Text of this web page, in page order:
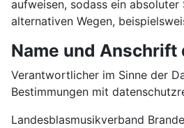
aufweisen, sodass ein
alternativen Wegen,
Name und
Verantwortlicher im Sinne der
Bestimmungen mit
Landesblasmusikverband